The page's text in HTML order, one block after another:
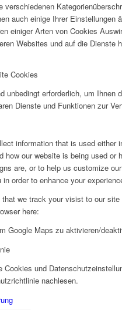
verschiedenen
auch einige Ihrer Einstellungen
einiger Arten von Cookies
Websites und auf die Dienste
Cookies
unbedingt erforderlich, um Ihnen
Dienste und Funktionen zur
information that is used either
how our website is being used or
are, or to help us customize
order to enhance your
we track your visist to our
here:
Google Maps zu aktivieren/
Cookies und
nachlesen.